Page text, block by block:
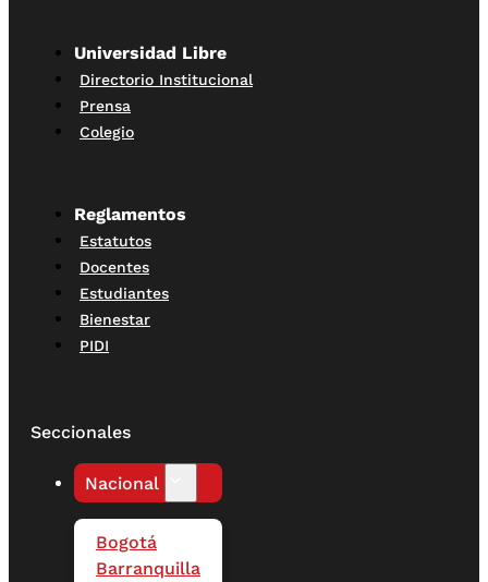
Universidad Libre
Directorio Institucional
Prensa
Colegio
Reglamentos
Estatutos
Docentes
Estudiantes
Bienestar
PIDI
Seccionales
Nacional
Bogotá
Barranquilla